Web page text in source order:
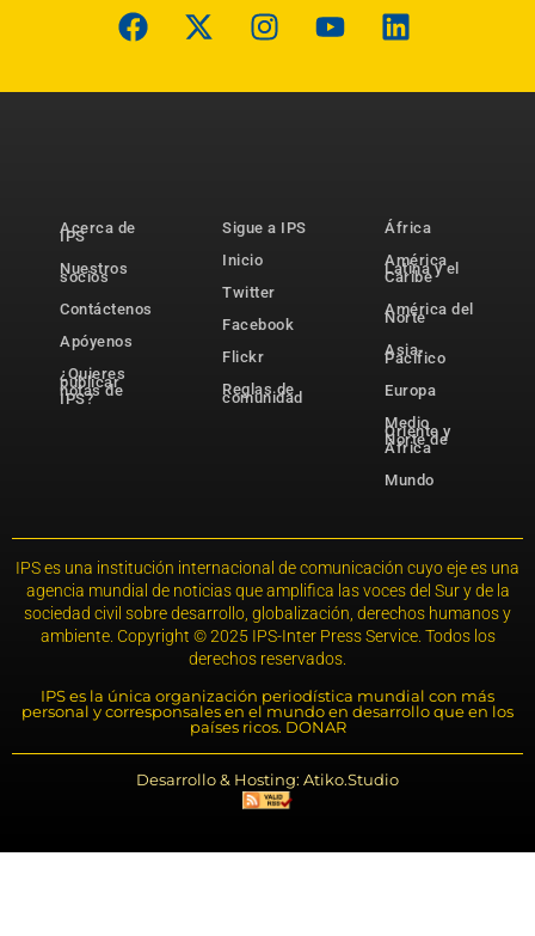
Acerca de
IPS
Nuestros
socios
Contáctenos
Apóyenos
¿Quieres
publicar
notas de
IPS?
Sigue a IPS
Inicio
Twitter
Facebook
Flickr
Reglas de
comunidad
África
América
Latina y el
Caribe
América del
Norte
Asia-
Pacífico
Europa
Medio
Oriente y
Norte de
África
Mundo
IPS es una institución internacional de comunicación cuyo eje es una
agencia mundial de noticias que amplifica las voces del Sur y de la
sociedad civil sobre desarrollo, globalización, derechos humanos y
ambiente. Copyright © 2025 IPS-Inter Press Service. Todos los
derechos reservados.
IPS es la única organización periodística mundial con más
personal y corresponsales en el mundo en desarrollo que en los
países ricos. DONAR
Desarrollo & Hosting: Atiko.Studio